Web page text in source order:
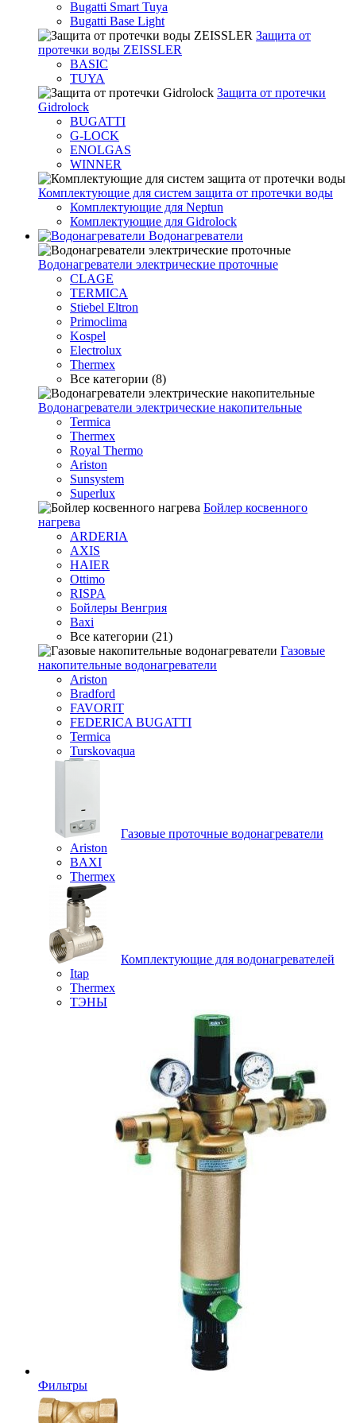
Bugatti Smart Tuya
Bugatti Base Light
Защита от
протечки воды ZEISSLER
BASIC
TUYA
Защита от протечки
Gidrolock
BUGATTI
G-LOCK
ENOLGAS
WINNER
Комплектующие для систем защита от протечки воды
Комплектующие для Neptun
Комплектующие для Gidrolock
Водонагреватели
Водонагреватeли электрические проточные
CLAGE
TERMICA
Stiebel Eltron
Primoclima
Kospel
Electrolux
Thermex
Все категории (8)
Водонагреватели электрические накопительные
Termica
Thermex
Royal Thermo
Ariston
Sunsystem
Superlux
Бойлер косвенного
нагрева
ARDERIA
AXIS
HAIER
Ottimo
RISPA
Бойлеры Венгрия
Baxi
Все категории (21)
Газовые
накопительные водонагреватели
Ariston
Bradford
FAVORIT
FEDERICA BUGATTI
Termica
Turskovaqua
Газовые проточные водонагреватели
Ariston
BAXI
Thermex
Комплектующие для водонагревателей
Itap
Thermex
ТЭНЫ
Фильтры